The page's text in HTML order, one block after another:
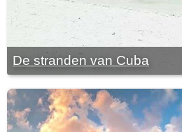
De stranden van Cuba